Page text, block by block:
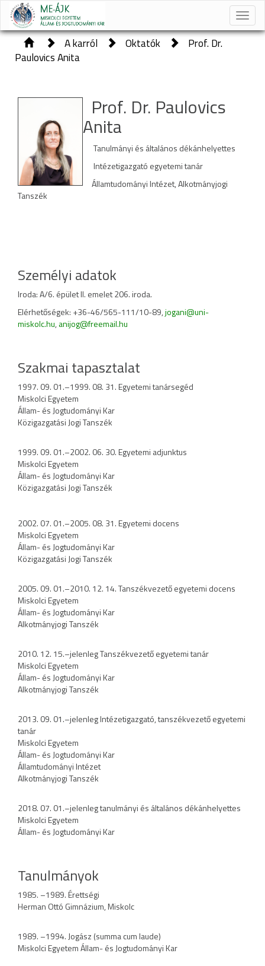
Toggle
A karról Oktatók
Prof. Dr.
Paulovics Anita
Prof. Dr. Paulovics
Anita
Tanulmányi és általános dékánhelyettes
Intézetigazgató egyetemi tanár
Államtudományi Intézet, Alkotmányjogi
Tanszék
Személyi adatok
Iroda: A/6. épület II. emelet 206. iroda.
Elérhetőségek: +36-46/565-111/10-89,jogani@uni-
miskolc.hu,anijog@freemail.hu
Szakmai tapasztalat
1997. 09. 01.–1999. 08. 31. Egyetemi tanársegéd
Miskolci Egyetem
Állam- és Jogtudományi Kar
Közigazgatási Jogi Tanszék
1999. 09. 01.–2002. 06. 30. Egyetemi adjunktus
Miskolci Egyetem
Állam- és Jogtudományi Kar
Közigazgatási Jogi Tanszék
2002. 07. 01.–2005. 08. 31. Egyetemi docens
Miskolci Egyetem
Állam- és Jogtudományi Kar
Közigazgatási Jogi Tanszék
2005. 09. 01.–2010. 12. 14. Tanszékvezető egyetemi docens
Miskolci Egyetem
Állam- és Jogtudományi Kar
Alkotmányjogi Tanszék
2010. 12. 15.–jelenleg Tanszékvezető egyetemi tanár
Miskolci Egyetem
Állam- és Jogtudományi Kar
Alkotmányjogi Tanszék
2013. 09. 01.–jelenleg Intézetigazgató, tanszékvezető egyetemi
tanár
Miskolci Egyetem
Állam- és Jogtudományi Kar
Államtudományi Intézet
Alkotmányjogi Tanszék
2018. 07. 01.–jelenleg tanulmányi és általános dékánhelyettes
Miskolci Egyetem
Állam- és Jogtudományi Kar
Tanulmányok
1985. –1989. Érettségi
Herman Ottó Gimnázium, Miskolc
1989. –1994. Jogász (summa cum laude)
Miskolci Egyetem Állam- és Jogtudományi Kar